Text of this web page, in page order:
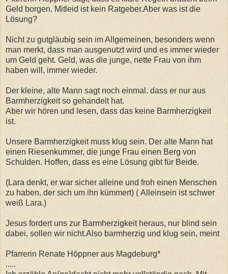
Geld borgen. Mitleid ist kein Ratgeber.Aber was ist die
Lösung?
Nicht zu gutgläubig sein im Allgemeinen, besonders wenn
man merkt, dass man ausgenutzt wird und es immer wieder
um Geld geht. Geld, was die junge, nette Frau von ihm
haben will, immer wieder.
Der kleine, alte Mann sagt noch einmal. dass er nur aus
Barmherzigkeit so gehandelt hat.
Aber wir hören und lesen, dass das keine Barmherzigkeit
ist.
Unsere Barmherzigkeit muss klug sein. Der alte Mann hat
einen Riesenkummer, die junge Frau einen Berg von
Schulden. Hoffen, dass es eine Lösung gibt für Beide.
(Lara denkt, er war sicher alleine und froh einen Menschen
zu haben, der sich um ihn kümmert) ( Alleinsein ist schwer
weiß Lara.)
Jesus fordert uns zur Barmherzigkeit heraus, nur blind sein
dabei, sollen wir nicht.Also barmherzig und klug sein, meint
Pfarrerin Renate Höppner aus Magdeburg*
.....